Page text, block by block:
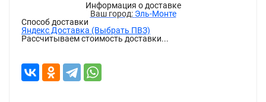
Информация о доставке
Эль-Монте
Способ доставки
Яндекс Доставка (Выбрать ПВЗ)
Рассчитываем стоимость доставки...